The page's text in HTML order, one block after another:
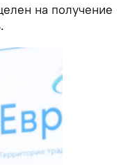
на получение